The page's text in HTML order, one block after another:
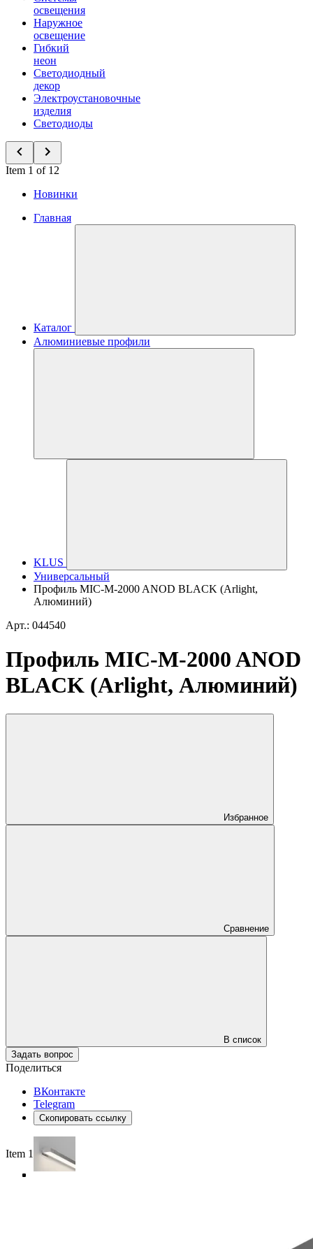
освещения
Наружное
освещение
Гибкий
неон
Светодиодный
декор
Электроустановочные
изделия
Светодиоды
Item 1 of 12
Новинки
Главная
Каталог
Алюминиевые профили
KLUS
Универсальный
Профиль MIC-M-2000 ANOD BLACK (Arlight,
Алюминий)
Арт.: 044540
Профиль MIC-M-2000 ANOD
BLACK (Arlight, Алюминий)
Избранное
Сравнение
В список
Задать вопрос
Поделиться
ВКонтакте
Telegram
Скопировать ссылку
Item 1 of 5